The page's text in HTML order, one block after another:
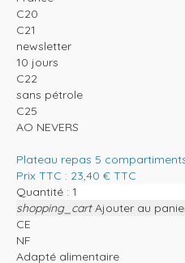
C20
C21
newsletter
10 jours
C22
sans pétrole
C25
AO NEVERS
Plateau repas 5
Prix TTC : 23,40 € TTC
Quantité :
shopping_cart Ajouter au
CE
NF
Adapté alimentaire